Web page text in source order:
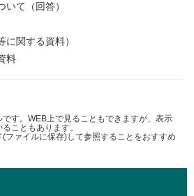
て（回答）
に関する資料）
料
です。WEB上で見ることもできますが、表示
こともあります。
(ファイルに保存)して参照することをおすすめ